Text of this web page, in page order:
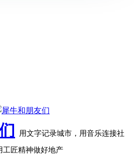
用文字记录城市，用音乐连接社
工匠精神做好地产